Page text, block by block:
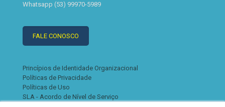
Whatsapp (53) 99970-5989
FALE CONOSCO
Princípios de Identidade Organizacional
Políticas de Privacidade
Políticas de Uso
SLA - Acordo de Nível de Serviço